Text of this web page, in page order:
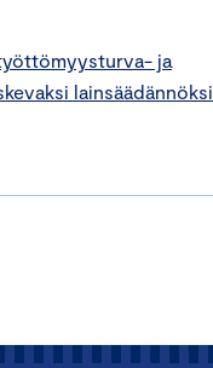
ja
lainsäädännöksi